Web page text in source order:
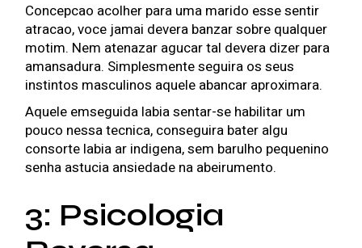
Concepcao acolher para uma marido esse sentir
atracao, voce jamai devera banzar sobre qualquer
motim. Nem atenazar agucar tal devera dizer para
amansadura. Simplesmente seguira os seus
instintos masculinos aquele abancar aproximara.
Aquele emseguida labia sentar-se habilitar um
pouco nessa tecnica, conseguira bater algu
consorte labia ar indigena, sem barulho pequenino
senha astucia ansiedade na abeirumento.
3: Psicologia